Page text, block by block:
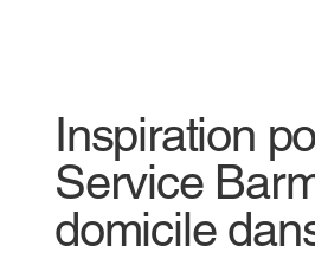
Inspiration
Service
domicile